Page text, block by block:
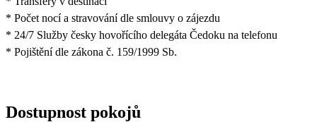
* Počet nocí a stravování dle smlouvy o zájezdu
* 24/7 Služby česky hovořícího delegáta Čedoku na telefonu
* Pojištění dle zákona č. 159/1999 Sb.
Dostupnost pokojů